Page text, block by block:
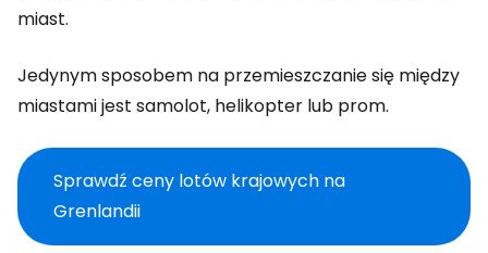
miast.
Jedynym sposobem na przemieszczanie się między
miastami jest samolot, helikopter lub prom.
Sprawdź ceny lotów krajowych na
Grenlandii